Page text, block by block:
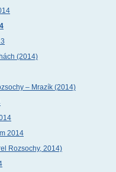
(2014)
– Mrazík (2014)
2014
Rozsochy, 2014)